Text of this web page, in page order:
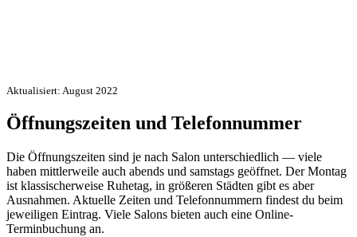
Aktualisiert: August 2022
Öffnungszeiten und Telefonnummer
Die Öffnungszeiten sind je nach Salon unterschiedlich — viele
haben mittlerweile auch abends und samstags geöffnet. Der Montag
ist klassischerweise Ruhetag, in größeren Städten gibt es aber
Ausnahmen. Aktuelle Zeiten und Telefonnummern findest du beim
jeweiligen Eintrag. Viele Salons bieten auch eine Online-
Terminbuchung an.